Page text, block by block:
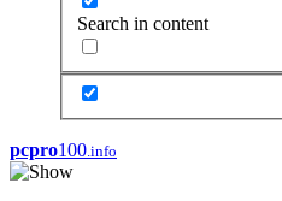
Search in content
pcpro100.info